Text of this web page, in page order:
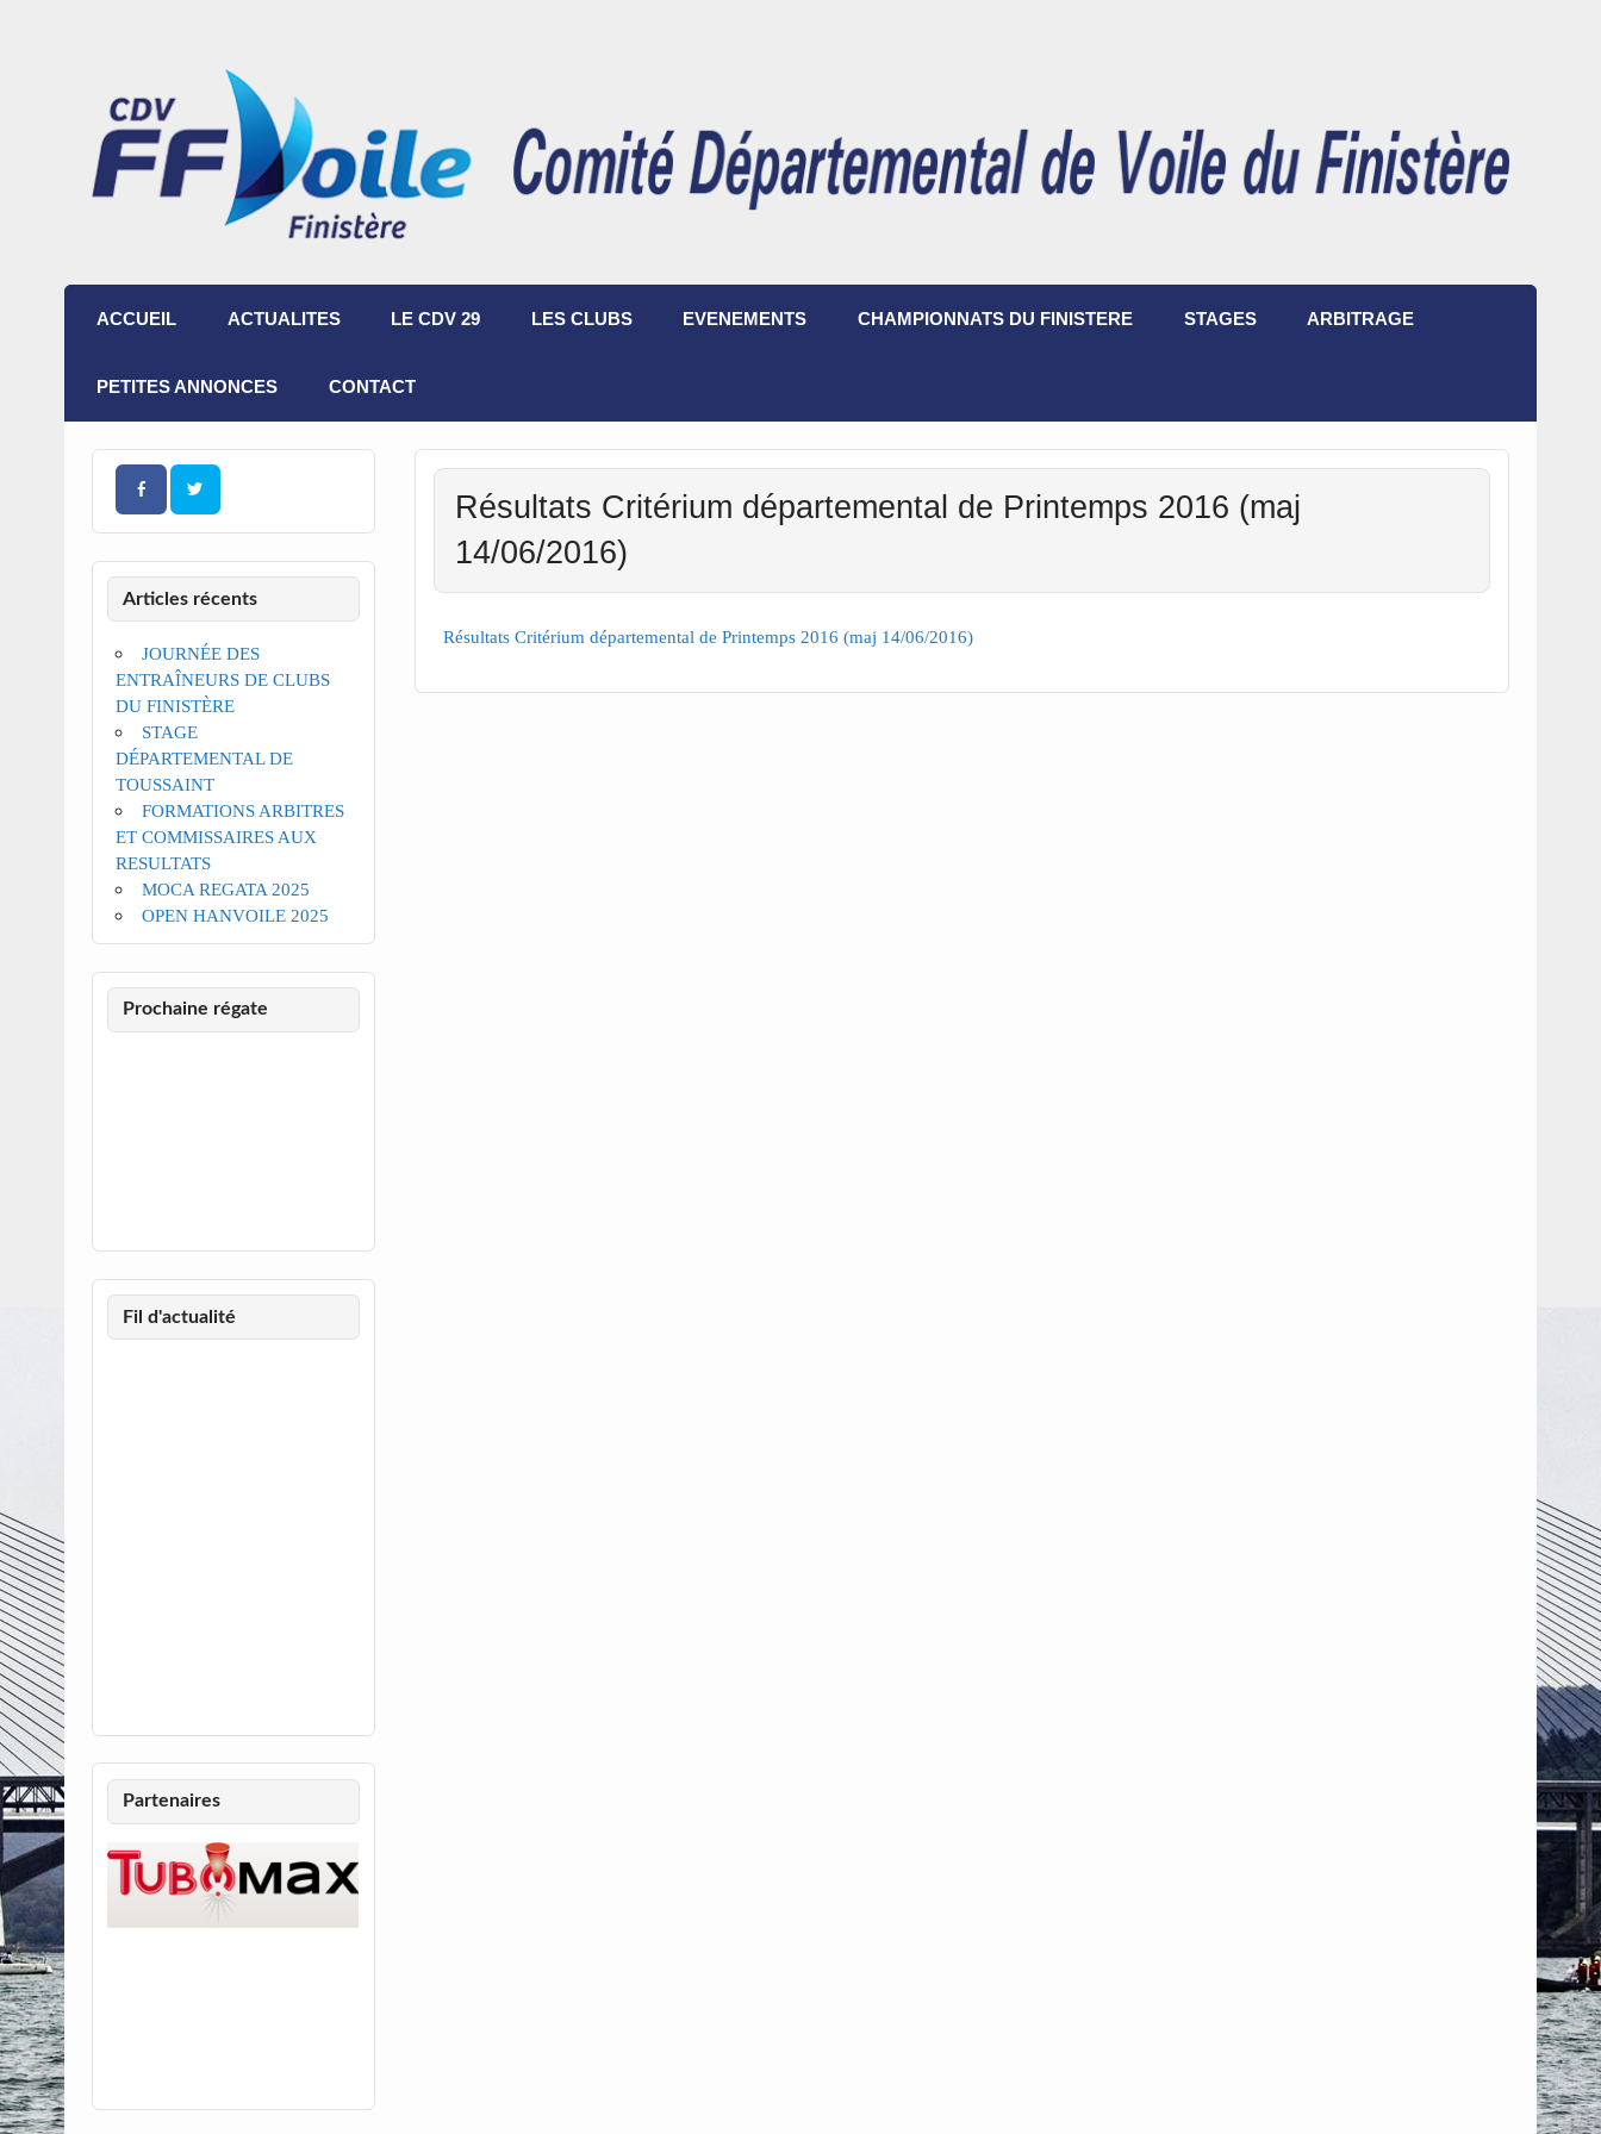
ACCUEIL ACTUALITES LE CDV 29 LES CLUBS EVENEMENTS CHAMPIONNATS DU FINISTERE STAGES ARBITRAGE
PETITES ANNONCES CONTACT
Résultats Critérium départemental de Printemps 2016 (maj
14/06/2016)
Résultats Critérium départemental de Printemps 2016 (maj 14/06/2016)
Articles récents
JOURNÉE DES
ENTRAÎNEURS DE CLUBS
DU FINISTÈRE
STAGE
DÉPARTEMENTAL DE
TOUSSAINT
FORMATIONS ARBITRES
ET COMMISSAIRES AUX
RESULTATS
MOCA REGATA 2025
OPEN HANVOILE 2025
Prochaine régate
Fil d'actualité
Partenaires